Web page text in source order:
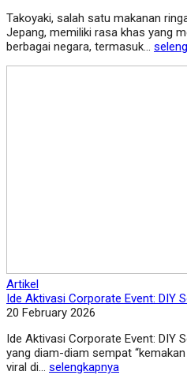
Takoyaki, salah satu makanan
Jepang, memiliki rasa khas yang
berbagai negara, termasuk...
Artikel
Ide Aktivasi Corporate Event: DIY
20 February 2026
Ide Aktivasi Corporate Event: DIY
yang diam-diam sempat
viral di... selengkapnya